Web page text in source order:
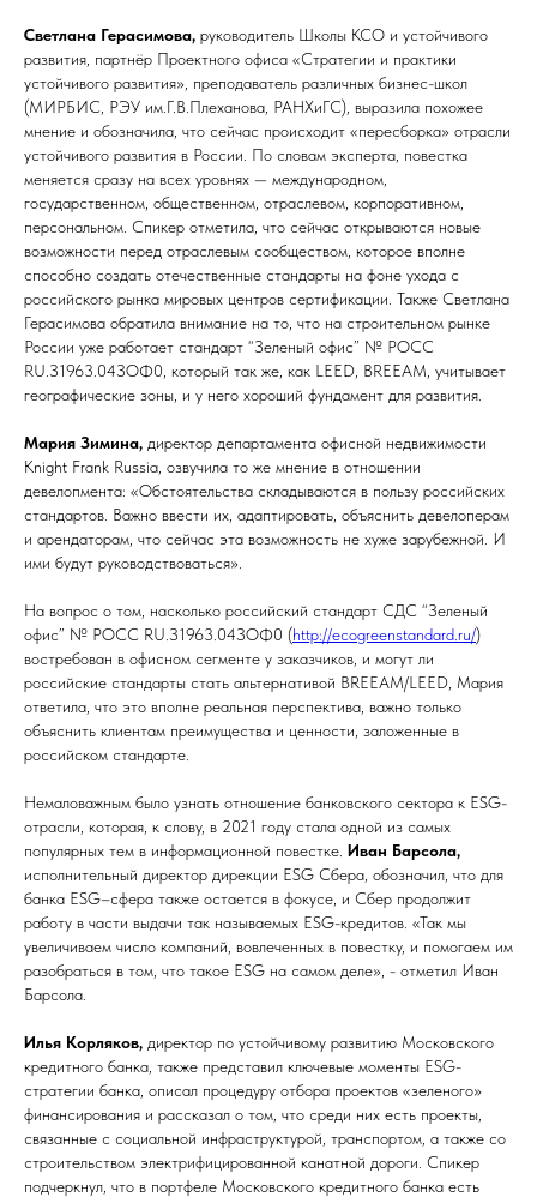
Светлана Герасимова, руководитель Школы КСО и устойчивого
развития, партнёр Проектного офиса «Стратегии и практики
устойчивого развития», преподаватель различных бизнес-школ
(МИРБИС, РЭУ им.Г.В.Плеханова, РАНХиГС), выразила похожее
мнение и обозначила, что сейчас происходит «пересборка» отрасли
устойчивого развития в России. По словам эксперта, повестка
меняется сразу на всех уровнях — международном,
государственном, общественном, отраслевом, корпоративном,
персональном. Спикер отметила, что сейчас открываются новые
возможности перед отраслевым сообществом, которое вполне
способно создать отечественные стандарты на фоне ухода с
российского рынка мировых центров сертификации. Также Светлана
Герасимова обратила внимание на то, что на строительном рынке
России уже работает стандарт “Зеленый офис” № РОСС
RU.З1963.04ЗОФ0, который так же, как LEED, BREEAM, учитывает
географические зоны, и у него хороший фундамент для развития.
Мария Зимина, директор департамента офисной недвижимости
Knight Frank Russia, озвучила то же мнение в отношении
девелопмента: «Обстоятельства складываются в пользу российских
стандартов. Важно ввести их, адаптировать, объяснить девелоперам
и арендаторам, что сейчас эта возможность не хуже зарубежной. И
ими будут руководствоваться».
На вопрос о том, насколько российский стандарт СДС “Зеленый
офис” № РОСС RU.З1963.04ЗОФ0 (http://ecogreenstandard.ru/)
востребован в офисном сегменте у заказчиков, и могут ли
российские стандарты стать альтернативой BREEAM/LEED, Мария
ответила, что это вполне реальная перспектива, важно только
объяснить клиентам преимущества и ценности, заложенные в
российском стандарте.
Немаловажным было узнать отношение банковского сектора к ESG-
отрасли, которая, к слову, в 2021 году стала одной из самых
популярных тем в информационной повестке. Иван Барсола,
исполнительный директор дирекции ESG Сбера, обозначил, что для
банка ESG–сфера также остается в фокусе, и Сбер продолжит
работу в части выдачи так называемых ESG-кредитов. «Так мы
увеличиваем число компаний, вовлеченных в повестку, и помогаем им
разобраться в том, что такое ESG на самом деле», - отметил Иван
Барсола.
Илья Корляков, директор по устойчивому развитию Московского
кредитного банка, также представил ключевые моменты ESG-
стратегии банка, описал процедуру отбора проектов «зеленого»
финансирования и рассказал о том, что среди них есть проекты,
связанные с социальной инфраструктурой, транспортом, а также со
строительством электрифицированной канатной дороги. Спикер
подчеркнул, что в портфеле Московского кредитного банка есть